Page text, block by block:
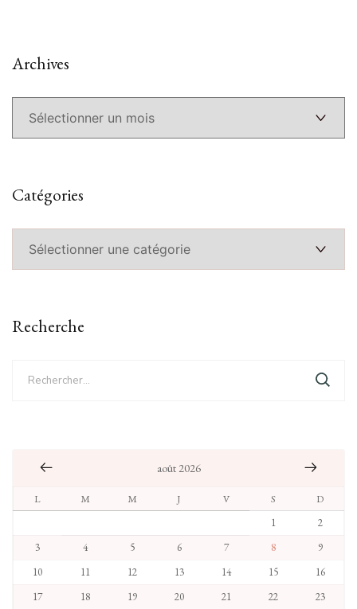
Archives
Catégories
Recherche
août 2026
L M M J V S
D
1
2
3
4 5 6 7 8
9
10
11 12 13 14 15
16
17
18 19 20 21 22 23